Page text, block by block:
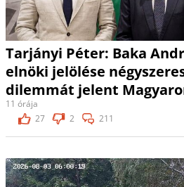
Tarjányi Péter: Baka
elnöki jelölése
dilemmát jelent
11 órája
27
2 211